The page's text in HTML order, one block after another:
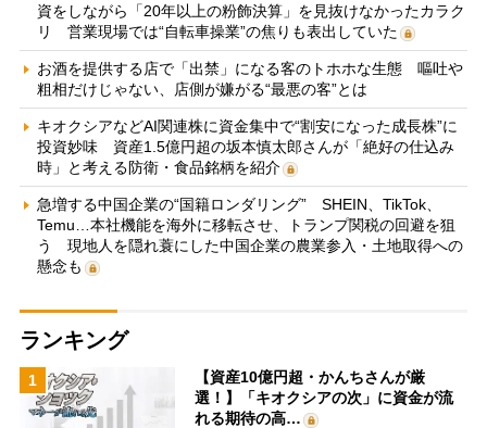
資をしながら「20年以上の粉飾決算」を見抜けなかったカラク
リ 営業現場では“自転車操業”の焦りも表出していた
お酒を提供する店で「出禁」になる客のトホホな生態 嘔吐や
粗相だけじゃない、店側が嫌がる“最悪の客”とは
キオクシアなどAI関連株に資金集中で“割安になった成長株”に
投資妙味 資産1.5億円超の坂本慎太郎さんが「絶好の仕込み
時」と考える防衛・食品銘柄を紹介
急増する中国企業の“国籍ロンダリング” SHEIN、TikTok、
Temu…本社機能を海外に移転させ、トランプ関税の回避を狙
う 現地人を隠れ蓑にした中国企業の農業参入・土地取得への
懸念も
ランキング
1
【資産10億円超・かんちさんが厳
選！】「キオクシアの次」に資金が流
れる期待の高…